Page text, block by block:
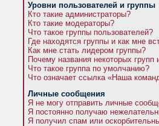
Уровни пользователей и группы
Кто такие администраторы?
Кто такие модераторы?
Что такое группы пользователей?
Где находятся группы и как мне
Как мне стать лидером группы?
Почему названия некоторых
Что такое группа по умолчанию?
Что означает ссылка «Наша
Личные сообщения
Я не могу отправить личные
Я постоянно получаю
Я получил спам или